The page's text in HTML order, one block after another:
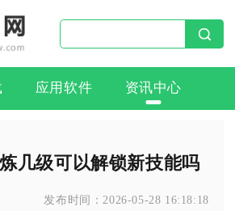
应用软件 资讯中心
几级可以解锁新技能吗
发布时间： 2026-05-28 16:18:18